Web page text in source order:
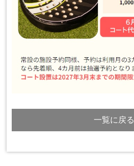
一覧に戻る